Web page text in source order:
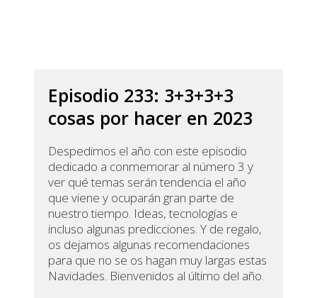
Episodio 233: 3+3+3+3
cosas por hacer en 2023
Despedimos el año con este episodio
dedicado a conmemorar al número 3 y
ver qué temas serán tendencia el año
que viene y ocuparán gran parte de
nuestro tiempo. Ideas, tecnologías e
incluso algunas predicciones. Y de regalo,
os dejamos algunas recomendaciones
para que no se os hagan muy largas estas
Navidades. Bienvenidos al último del año.